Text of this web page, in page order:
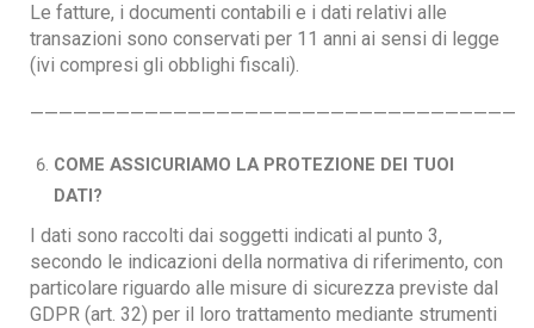
Le fatture, i documenti contabili e i dati relativi alle
transazioni sono conservati per 11 anni ai sensi di legge
(ivi compresi gli obblighi fiscali).
——————————————————————————————————
COME ASSICURIAMO LA PROTEZIONE DEI TUOI
DATI?
I dati sono raccolti dai soggetti indicati al punto 3,
secondo le indicazioni della normativa di riferimento, con
particolare riguardo alle misure di sicurezza previste dal
GDPR (art. 32) per il loro trattamento mediante strumenti